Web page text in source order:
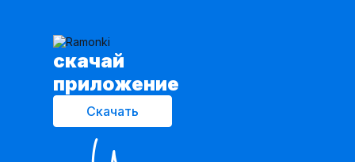
cкачай
приложение
Скачать